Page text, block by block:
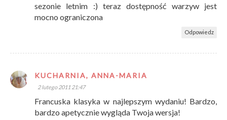
sezonie letnim :) teraz dostępność warzyw jest
mocno ograniczona
Odpowiedz
KUCHARNIA, ANNA-MARIA
2 lutego 2011 21:47
Francuska klasyka w najlepszym wydaniu! Bardzo,
bardzo apetycznie wygląda Twoja wersja!